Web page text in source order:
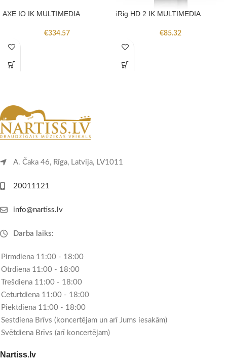
AXE IO IK MULTIMEDIA
€334.57
iRig HD 2 IK MULTIMEDIA
€85.32
A. Čaka 46, Rīga, Latvija, LV1011
20011121
info@nartiss.lv
Darba laiks:
Pirmdiena 11:00 - 18:00
Otrdiena 11:00 - 18:00
Trešdiena 11:00 - 18:00
Ceturtdiena 11:00 - 18:00
Piektdiena 11:00 - 18:00
Sestdiena Brīvs (koncertējam un arī Jums iesakām)
Svētdiena Brīvs (arī koncertējam)
Nartiss.lv